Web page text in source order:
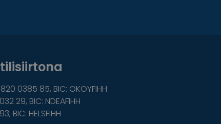
0385 85, BIC: OKOYFIHH
29, BIC: NDEAFIHH
BIC: HELSFIHH